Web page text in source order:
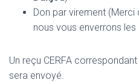
Don par virement
nous vous enverrons
Un reçu CERFA
sera envoyé.